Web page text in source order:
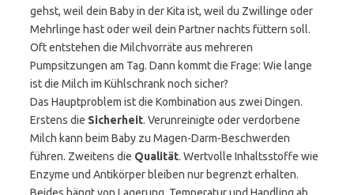
gehst, weil dein Baby in der Kita ist, weil du Zwillinge oder
Mehrlinge hast oder weil dein Partner nachts füttern soll.
Oft entstehen die Milchvorräte aus mehreren
Pumpsitzungen am Tag. Dann kommt die Frage: Wie lange
ist die Milch im Kühlschrank noch sicher?
Das Hauptproblem ist die Kombination aus zwei Dingen.
Erstens die Sicherheit. Verunreinigte oder verdorbene
Milch kann beim Baby zu Magen-Darm-Beschwerden
führen. Zweitens die Qualität. Wertvolle Inhaltsstoffe wie
Enzyme und Antikörper bleiben nur begrenzt erhalten.